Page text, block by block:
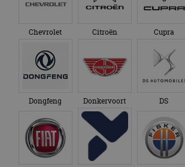
Chevrolet Citroën Cupra
Dongfeng Donkervoort DS